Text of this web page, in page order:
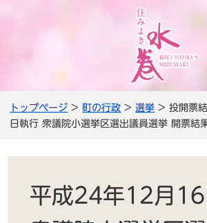
トップページ > 町の行政 >選挙 > 投開票
日執行 衆議院小選挙区選出議員選挙 開票結
平成24年12月16